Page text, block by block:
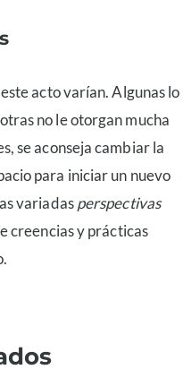
acto varían. Algunas lo
no le otorgan mucha
se aconseja cambiar la
para iniciar un nuevo
variadasperspectivas
creencias y prácticas